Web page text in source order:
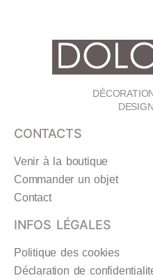
CONTACTS
Venir à la boutique
Commander un objet
Contact
INFOS LÉGALES
Politique des cookies
Déclaration de